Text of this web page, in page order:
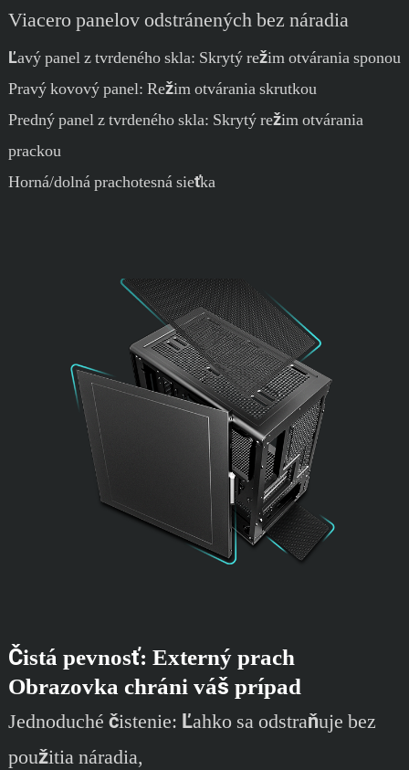
Viacero panelov odstránených bez náradia
Ľavý panel z tvrdeného skla: Skrytý režim otvárania sponou
Pravý kovový panel: Režim otvárania skrutkou
Predný panel z tvrdeného skla: Skrytý režim otvárania
prackou
Horná/dolná prachotesná sieťka
Čistá pevnosť: Externý prach
Obrazovka chráni váš prípad
Jednoduché čistenie: Ľahko sa odstraňuje bez
použitia náradia,